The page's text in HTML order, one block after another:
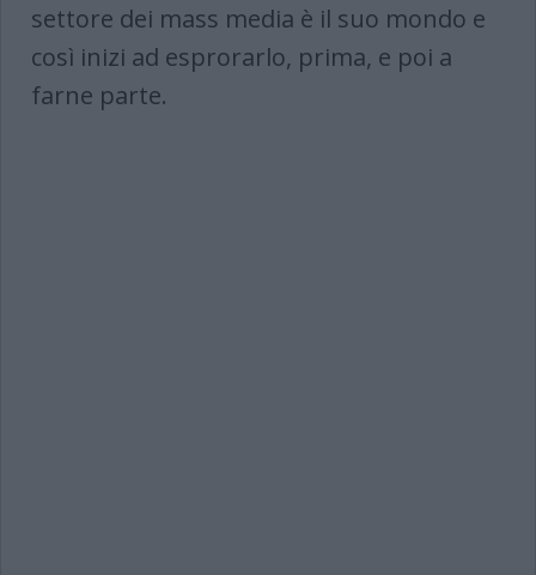
settore dei mass media è il suo mondo e
così inizi ad esprorarlo, prima, e poi a
farne parte.